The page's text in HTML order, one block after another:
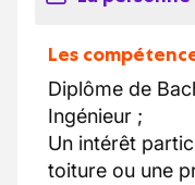
Les
Diplôme de
Ingénieur ;
Un intérêt
toiture ou une